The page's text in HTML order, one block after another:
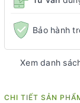
Bảo hành
Xem danh
CHI TIẾT SẢN